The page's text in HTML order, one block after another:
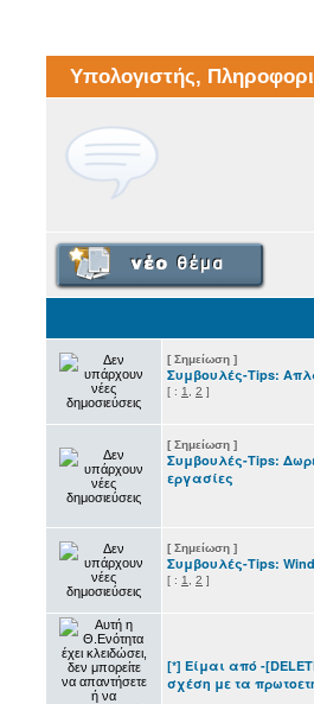
Υπολογιστής,
[ Σημείωση ]
Συμβουλές-Tips:
[ : 1 2 ]
[ Σημείωση ]
Συμβουλές-Tips:
εργασίες
[ Σημείωση ]
Συμβουλές-Tips:
[ : 1 2 ]
[*] Είμαι από -
σχέση με τα